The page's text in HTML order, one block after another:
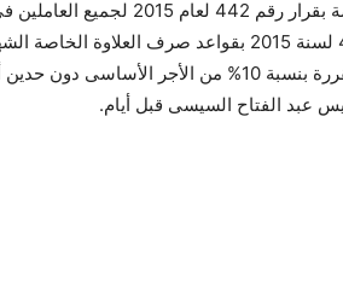
وزارة المالية تعلن موعد صرف علاوة الـ10% الخاصة
أصدر هانى قدرى وزير المالية قرارا وزاريا رقم 442 لسنة 2015 بقواعد صرف
غير المخاطبين بأحكام قانون الخدمة المدنية، والمقررة بنسبة 10% من